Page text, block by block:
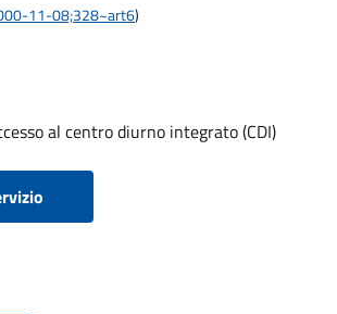
11-08;328~art6)
al centro diurno integrato (CDI)